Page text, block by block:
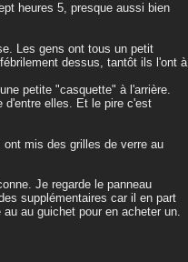
heures 5, presque aussi bien
Les gens ont tous un petit
dessus, tantôt ils l'ont à
petite "casquette" à l'arrière.
d'entre elles. Et le pire c'est
mis des grilles de verre au
Je regarde le panneau
supplémentaires car il en part
au guichet pour en acheter un.